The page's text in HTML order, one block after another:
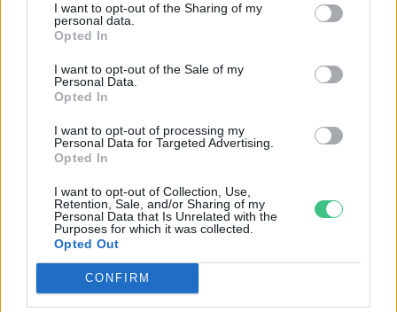
I want to opt-out of the Sharing of my
personal data.
Opted In
I want to opt-out of the Sale of my
Personal Data.
Opted In
I want to opt-out of processing my
Personal Data for Targeted Advertising.
Opted In
I want to opt-out of Collection, Use,
Retention, Sale, and/or Sharing of my
Personal Data that Is Unrelated with the
Purposes for which it was collected.
Opted Out
CONFIRM
150 g cukor
5 dkg mazsola
1 csomag vaníliás cukor
Elkészítés:
Egy edénybe kimérjük a kukoricadarát,
ráöntjük a lisztet, majd a keverék közepébe
mélyedést készítünk, ebbe tesszük a sütőport
az ecettel vagy a citromlével.